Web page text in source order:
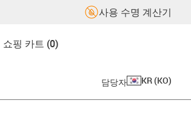
사용 수명 계산기
쇼핑 카트 (0)
담당자 KR (KO)